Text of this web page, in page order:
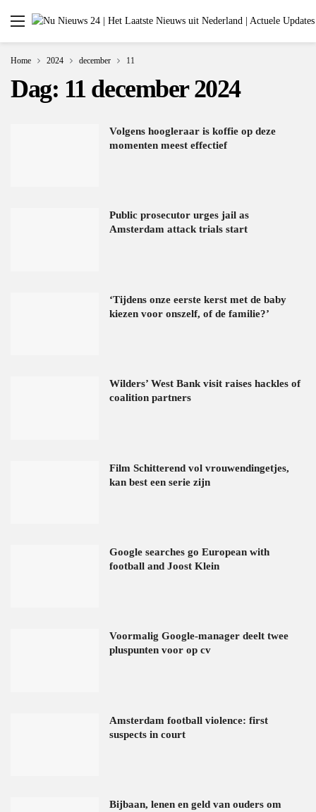
Home 2024 december 11
Dag: 11 december 2024
Volgens hoogleraar is koffie op deze
momenten meest effectief
Public prosecutor urges jail as
Amsterdam attack trials start
‘Tijdens onze eerste kerst met de baby
kiezen voor onszelf, of de familie?’
Wilders’ West Bank visit raises hackles of
coalition partners
Film Schitterend vol vrouwendingetjes,
kan best een serie zijn
Google searches go European with
football and Joost Klein
Voormalig Google-manager deelt twee
pluspunten voor op cv
Amsterdam football violence: first
suspects in court
Bijbaan, lenen en geld van ouders om